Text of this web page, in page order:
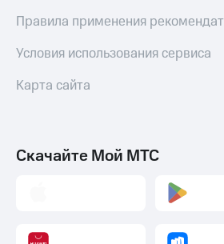
Правила применения
Условия использования сервиса
Карта сайта
Скачайте Мой МТС